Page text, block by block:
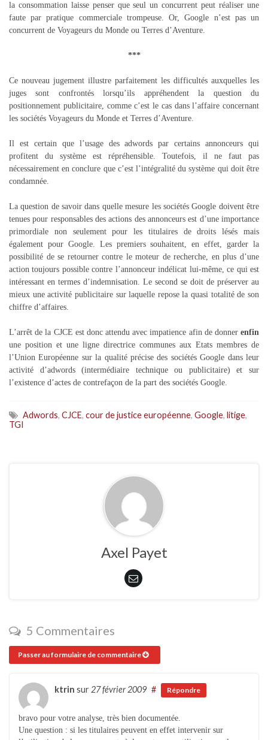
la consommation laisse penser que seul un concurrent peut réaliser une
faute par pratique commerciale trompeuse. Or, Google n’est pas un
concurrent de Voyageurs du Monde ou Terres d’Aventure.
***
Ce nouveau jugement illustre parfaitement les difficultés auxquelles les
juges sont confrontés lorsqu’ils appréhendent la question du
positionnement publicitaire, comme c’est le cas dans l’affaire concernant
les sociétés Voyageurs du Monde et Terres d’Aventure.
Il est certain que l’usage des adwords par certains annonceurs qui
profitent du système est répréhensible. Toutefois, il ne faut pas
nécessairement en conclure que c’est l’intégralité du système qui doit être
condamnée.
La question de savoir dans quelle mesure les sociétés Google doivent être
tenues pour responsables des actions des annonceurs est d’une importance
primordiale non seulement pour les titulaires de droits lésés mais
également pour Google. Les premiers souhaitent, en effet, garder la
possibilité de se retourner contre le moteur de recherche, en plus d’une
action toujours possible contre l’annonceur indélicat lui-même, ce qui est
intéressant en termes d’indemnisation. Le second se doit de préserver au
mieux une activité publicitaire sur laquelle repose la quasi totalité de son
chiffre d’affaires.
L’arrêt de la CJCE est donc attendu avec impatience afin de donner enfin
une position et une ligne directrice communes aux Etats membres de
l’Union Européenne sur la qualité précise des sociétés Google dans leur
activité d’adwords (intermédiaire technique ou publicitaire) et sur
l’existence d’actes de contrefaçon de la part des sociétés Google.
Adwords, CJCE, cour de justice européenne, Google, litige,
TGI
Axel Payet
5 Commentaires
Passer au formulaire de commentaire
ktrin sur 27 février 2009 # Répondre
bravo pour votre analyse, très bien documentée.
Une question : si les titulaires peuvent en effet intervenir sur